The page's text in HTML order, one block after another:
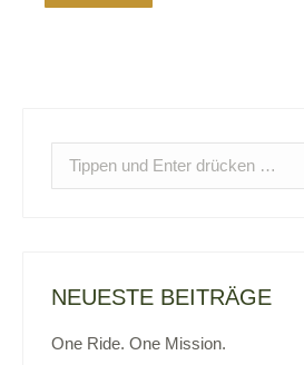
NEUESTE BEITRÄGE
One Ride. One Mission.